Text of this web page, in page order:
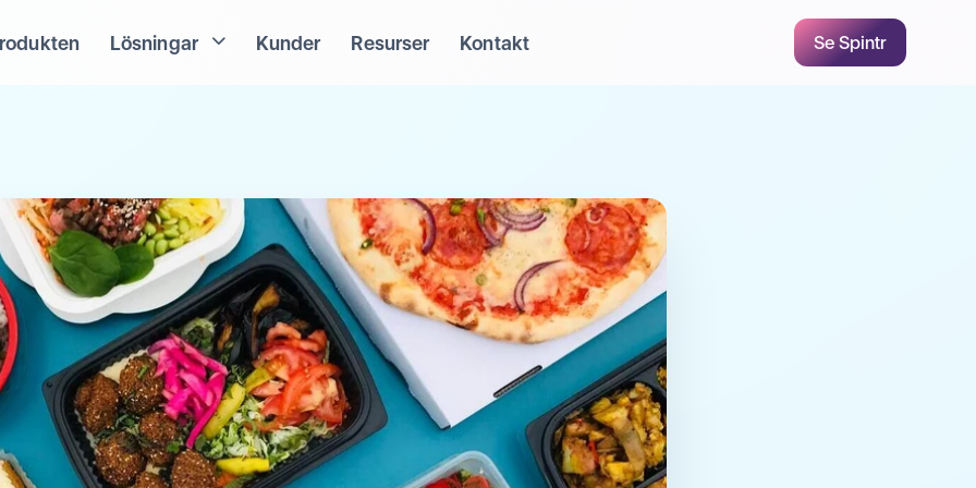
Lösningar Kunder Resurser Kontakt Se Spintr